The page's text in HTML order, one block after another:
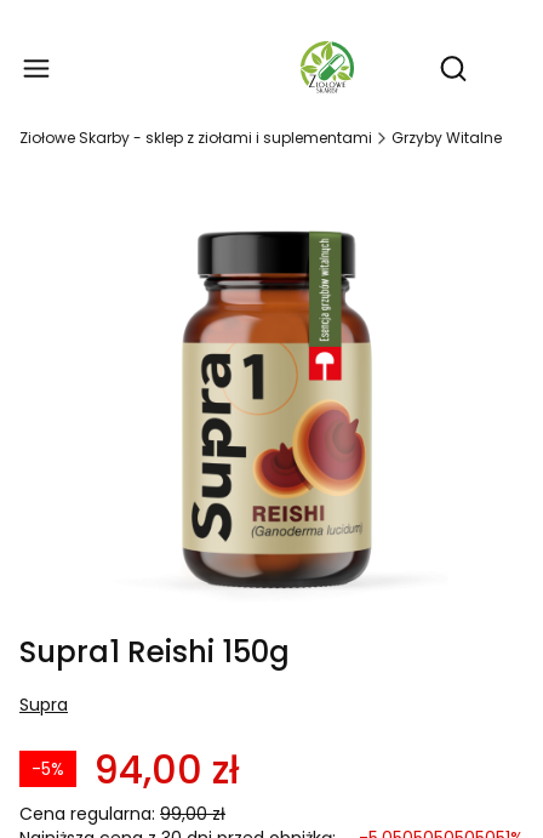
Otwórz
Ziołowe Skarby - sklep z ziołami i suplementami Grzyby Witalne
Supra1 Reishi 150g
Supra
94,00 zł
Cena regularna: 99,00 zł
-5%